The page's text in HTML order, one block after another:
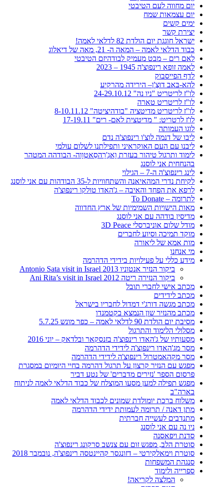
יום מחווה לעם הטיבטי
יום עצמאות שמח
ימים קשים
יצירת קשר
ישראל חוגגת יום הולדת 82 לדלאי לאמה!
כבוד הדלאי לאמה – המאה ה- 21, מאה של דיאלוג
לאם רים – מבט מעמיק לבודהיזם הטיבטי
לאמה זופא רינפוצ'ה 1945 – 2023
לדף הפייסבוק
להא-בּאב דוּצֶ'ן– הירידה מהרקיע
לו"ז לריטריט "ניו נה" 24-29.10.12
לו"ז לריטריט טארה
לו"ז לריטריט מדיטציה "בודהיציטה" 8-10.11.12
לו'ז לרטריט: " מדיטצית לאם- רים" 17-19.11
לוגו העמותה
ליבו של דנמה לוצ'ו רינפוצ'ה נדם
ליבנו עם העם האוקראיני ותפילתנו לשלום עולמי
לימוד ותרגול טיהור בעזרת וָאגְ'רָהסַאטְוָוה- הבודהה המטהר
בהנחחית אני לוסנג
לינג רינפוצ'ה ה-7 – הגילוי
לקיחת נדרי המהאיאנה והשתחוויות ל-35 הבודהות עם אני לוסנג
לרפא את הפחד והאיבה – ג'האדו טולקו רינפוצ'ה
לתרומה – To Donate
מאות הישויות השמימיות של ארץ החדווה
מדיסין בודהה עם אני לוסנג
מודל שלום אוניברסלי 3D Peace
מוקד תמיכה וסיוע לחברים
מות אמא של ליאורה
מי אנחנו
מידע כללי על פעילויות בידידי הדהרמה
ביקור הנזיר אנטוניו 2013 Antonio Sata visit in Israel
ביקור הנזירה ריטה 2012 Ani Rita’s visit in Israel
מכתב אישי לחברי תובל
מכתב לידידים
מכתב מגשה דורג'י דמדול לחבריו בישראל
מכתב מהנזיר שון הנמצא בקטמנדו
מסיבת יום הולדת 90 לדלאי לאמה – כפר מונש 5.7.25
מסלולי הלימוד והתרגול
מסעותיו של ג'האדו רינפוצ'ה בזנסקאר ובלדאק – יוני 2016
מסר מג'האדו רינפוצ'ה לידידי הדהרמה
מסר מקהאמטרול רינפוצ'ה לידידי הדהרמה
מפגש עם הנזיר קרצון על תרגול דהרמה בחיי היומיום במסגרת
פרסום הספר 'נזירים מדברים' של נטע דביר
מפגש תפילה למען מסעו המוצלח של כבוד הדלאי לאמה לניתוח
בארה"ב
משלוח ברכת יומולדת שמונים לכבוד הדלאי לאמה
מתן דאנה / תרומה לעמותת ידידי הדהרמה
מתנדבים לעשייה חברתית
ניו נה עם אני לוסנג
סדנת ויפאסנה
סוטרת הלב, מפגש זום עם צנשב סרקונג רינפוצ'ה
סוטרת וימאלקירטי – דזונגסר קהיינטסה רינפוצ'ה, נובמבר 2018
סנגהת המשפחות
ספרייה ולימוד
המלצה לקריאה!